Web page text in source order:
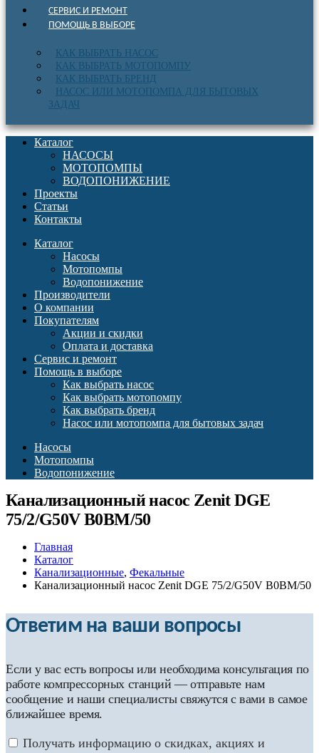
СЕРВИС И РЕМОНТ
ПОМОЩЬ В ВЫБОРЕ
КАК ВЫБРАТЬ НАСОС
КАК ВЫБРАТЬ МОТОПОМПУ
КАК ВЫБРАТЬ БРЕНД
НАСОС ИЛИ МОТОПОМПА ДЛЯ БЫТОВЫХ
ЗАДАЧ
Каталог
НАСОСЫ
МОТОПОМПЫ
ВОДОПОНИЖЕНИЕ
Проекты
Статьи
Контакты
Каталог
Насосы
Мотопомпы
Водопонижение
Производители
О компании
Покупателям
Акции и скидки
Оплата и доставка
Сервис и ремонт
Помощь в выборе
Как выбрать насос
Как выбрать мотопомпу
Как выбрать бренд
Насос или мотопомпа для бытовых задач
Насосы
Мотопомпы
Водопонижение
Канализационный насос Zenit DGE
75/2/G50V B0BM/50
Главная
Каталог
Канализационные, Фекальные
Канализационный насос Zenit DGE 75/2/G50V B0BM/50
Ответим на ваши вопросы
Если у вас есть вопросы или необходима консультация по
работе компрессорных станций — отправьте нам
сообщение и наши специалисты свяжутся с вами в самое
ближайшее время.
Получать информацию о скидках, акциях и